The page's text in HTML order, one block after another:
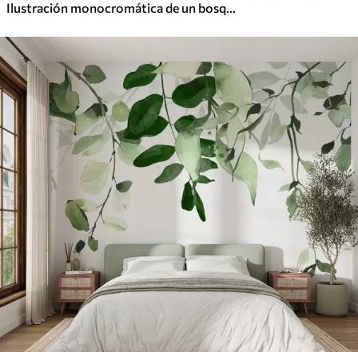
Ilustración monocromática de un bosque siempre verde